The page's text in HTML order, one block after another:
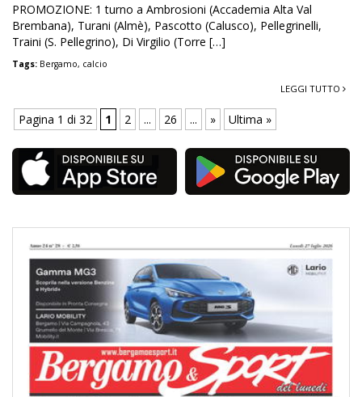
PROMOZIONE: 1 turno a Ambrosioni (Accademia Alta Val
Brembana), Turani (Almè), Pascotto (Calusco), Pellegrinelli,
Traini (S. Pellegrino), Di Virgilio (Torre […]
Tags: Bergamo, calcio
LEGGI TUTTO
Pagina 1 di 32 1 2 ... 26 ... » Ultima »